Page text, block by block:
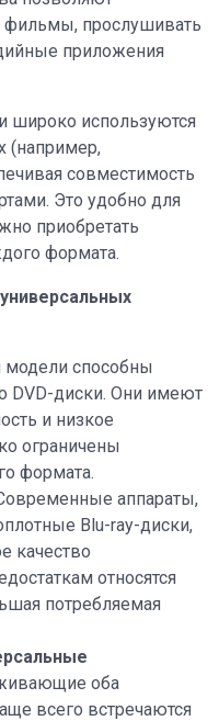
фильмы, прослушивать
приложения
широко используются
(например,
совместимость
Это удобно для
приобретать
формата.
модели способны
DVD-диски. Они имеют
и низкое
ограничены
формата.
аппараты,
Blu-ray-диски,
качество
относятся
потребляемая
оба
всего встречаются